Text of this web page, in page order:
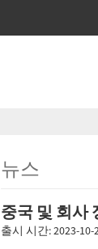
뉴스
중국 및 회사
출시 시간: 2023-